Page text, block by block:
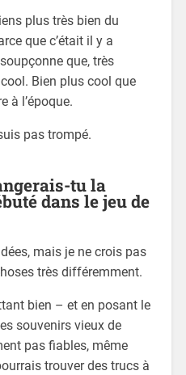
plus très bien du
que c’était il y a
que, très
Bien plus cool que
à l’époque.
pas trompé.
tu la
dans le jeu de
mais je ne crois pas
très différemment.
bien – et en posant le
souvenirs vieux de
pas fiables, même
trouver des trucs à